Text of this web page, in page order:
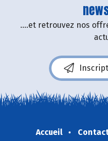
....et retrouvez nos
Accueil